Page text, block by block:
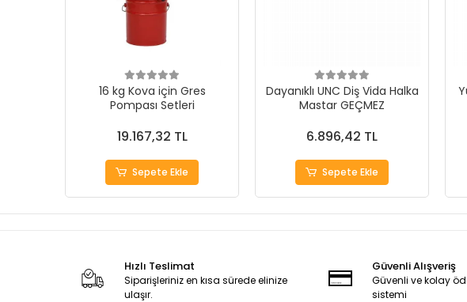
16 kg Kova için Gres
Pompası Setleri
19.167,32 TL
Sepete Ekle
Dayanıklı UNC Diş Vida Halka
Mastar GEÇMEZ
6.896,42 TL
Sepete Ekle
Hızlı Teslimat
Siparişleriniz en kısa sürede elinize
ulaşır.
Güvenli Alışveriş
Güvenli ve kolay
sistemi